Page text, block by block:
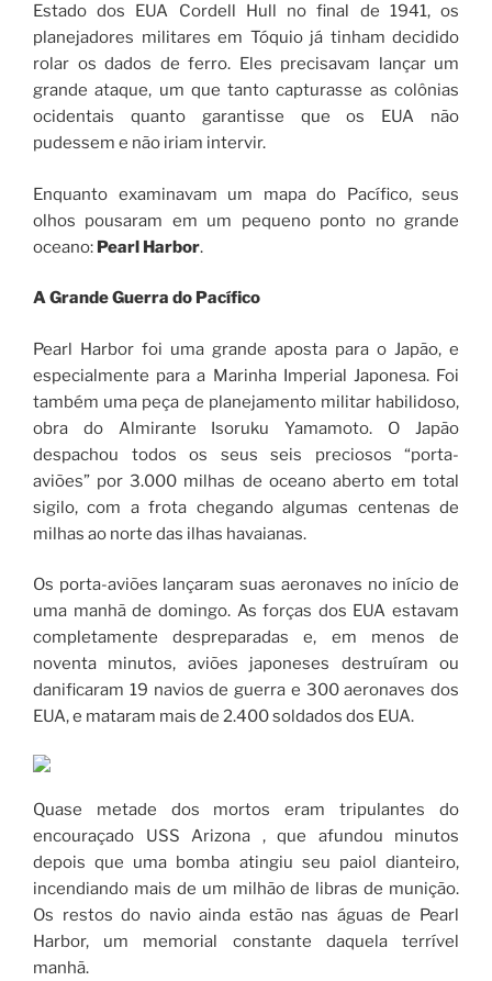
Estado dos EUA Cordell Hull no final de 1941, os
planejadores militares em Tóquio já tinham decidido
rolar os dados de ferro. Eles precisavam lançar um
grande ataque, um que tanto capturasse as colônias
ocidentais quanto garantisse que os EUA não
pudessem e não iriam intervir.
Enquanto examinavam um mapa do Pacífico, seus
olhos pousaram em um pequeno ponto no grande
oceano: Pearl Harbor.
A Grande Guerra do Pacífico
Pearl Harbor foi uma grande aposta para o Japão, e
especialmente para a Marinha Imperial Japonesa. Foi
também uma peça de planejamento militar habilidoso,
obra do Almirante Isoruku Yamamoto. O Japão
despachou todos os seus seis preciosos “porta-
aviões” por 3.000 milhas de oceano aberto em total
sigilo, com a frota chegando algumas centenas de
milhas ao norte das ilhas havaianas.
Os porta-aviões lançaram suas aeronaves no início de
uma manhã de domingo. As forças dos EUA estavam
completamente despreparadas e, em menos de
noventa minutos, aviões japoneses destruíram ou
danificaram 19 navios de guerra e 300 aeronaves dos
EUA, e mataram mais de 2.400 soldados dos EUA.
Quase metade dos mortos eram tripulantes do
encouraçado USS Arizona , que afundou minutos
depois que uma bomba atingiu seu paiol dianteiro,
incendiando mais de um milhão de libras de munição.
Os restos do navio ainda estão nas águas de Pearl
Harbor, um memorial constante daquela terrível
manhã.